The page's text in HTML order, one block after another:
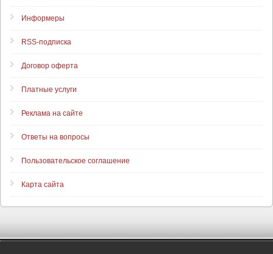
Информеры
RSS-подписка
Договор оферта
Платные услуги
Реклама на сайте
Ответы на вопросы
Пользовательское соглашение
Карта сайта